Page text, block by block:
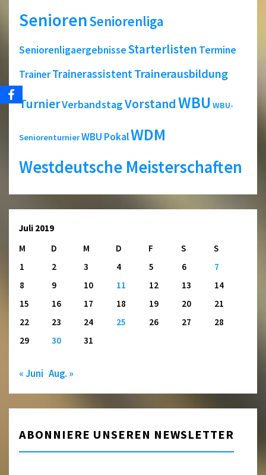
SeniorenSeniorenliga
SeniorenligaergebnisseStarterlisten Termine
TrainerTrainerassistentTrainerausbildung
TurnierVerbandstagVorstandWBU WBU-
SeniorenturnierWBU PokalWDM
Westdeutsche Meisterschaften
Juli 2019
M
D M D F S
S
1
2 3 4 5 6
7
8
9 10 11 12 13
14
15
16 17 18 19 20
21
22
23 24 25 26 27
28
29
30 31
« Juni Aug. »
ABONNIERE UNSEREN NEWSLETTER